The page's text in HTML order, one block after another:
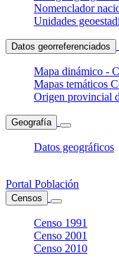
Nomenclador
Unidades
Datos georreferenciados
Mapa dinámico -
Mapas temáticos
Origen provincial
Geografía
Datos geográficos
Portal Población
Censos
Censo 1991
Censo 2001
Censo 2010